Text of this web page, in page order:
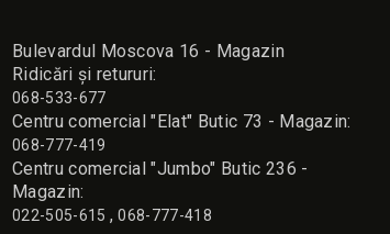
Bulevardul Moscova 16 - Magazin
Ridicări și retururi:
068-533-677
Сentru comercial "Elat" Butic 73 - Magazin:
068-777-419
Сentru comercial "Jumbo" Butic 236 -
Magazin:
022-505-615 ,068-777-418